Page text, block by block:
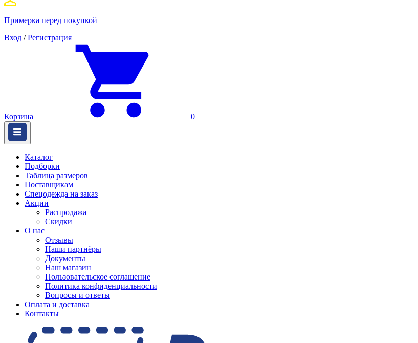
Примерка перед покупкой
Вход / Регистрация
Корзина 0
Каталог
Подборки
Таблица размеров
Поставщикам
Спецодежда на заказ
Акции
Распродажа
Скидки
О нас
Отзывы
Наши партнёры
Документы
Наш магазин
Пользовательское соглашение
Политика конфиденциальности
Вопросы и ответы
Оплата и доставка
Контакты